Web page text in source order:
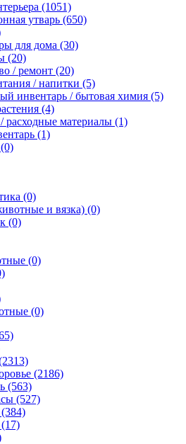
(1051)
утварь (650)
для дома (30)
(20)
/ ремонт (20)
/ напитки (5)
инвентарь / бытовая химия (5)
(4)
расходные материалы (1)
(1)
(0)
(0)
и вязка) (0)
(0)
(0)
(0)
(2186)
(563)
(527)
(384)
(17)